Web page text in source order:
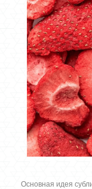
Основная идея